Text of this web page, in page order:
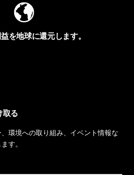
を地球に還元します。
取る
環境への取り組み、イベント情報な
す。